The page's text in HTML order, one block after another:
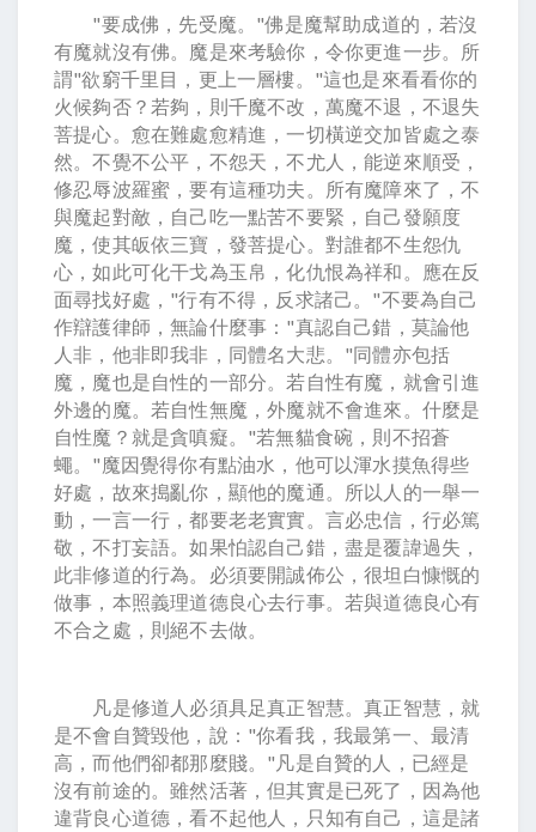
"要成佛，先受魔。"佛是魔幫助成道的，若沒
有魔就沒有佛。魔是來考驗你，令你更進一步。所
謂"欲窮千里目，更上一層樓。"這也是來看看你的
火候夠否？若夠，則千魔不改，萬魔不退，不退失
菩提心。愈在難處愈精進，一切橫逆交加皆處之泰
然。不覺不公平，不怨天，不尤人，能逆來順受，
修忍辱波羅蜜，要有這種功夫。所有魔障來了，不
與魔起對敵，自己吃一點苦不要緊，自己發願度
魔，使其皈依三寶，發菩提心。對誰都不生怨仇
心，如此可化干戈為玉帛，化仇恨為祥和。應在反
面尋找好處，"行有不得，反求諸己。"不要為自己
作辯護律師，無論什麼事："真認自己錯，莫論他
人非，他非即我非，同體名大悲。"同體亦包括
魔，魔也是自性的一部分。若自性有魔，就會引進
外邊的魔。若自性無魔，外魔就不會進來。什麼是
自性魔？就是貪嗔癡。"若無貓食碗，則不招蒼
蠅。"魔因覺得你有點油水，他可以渾水摸魚得些
好處，故來搗亂你，顯他的魔通。所以人的一舉一
動，一言一行，都要老老實實。言必忠信，行必篤
敬，不打妄語。如果怕認自己錯，盡是覆諱過失，
此非修道的行為。必須要開誠佈公，很坦白慷慨的
做事，本照義理道德良心去行事。若與道德良心有
不合之處，則絕不去做。
凡是修道人必須具足真正智慧。真正智慧，就
是不會自贊毀他，說："你看我，我最第一、最清
高，而他們卻都那麼賤。"凡是自贊的人，已經是
沒有前途的。雖然活著，但其實是已死了，因為他
違背良心道德，看不起他人，只知有自己，這是諸